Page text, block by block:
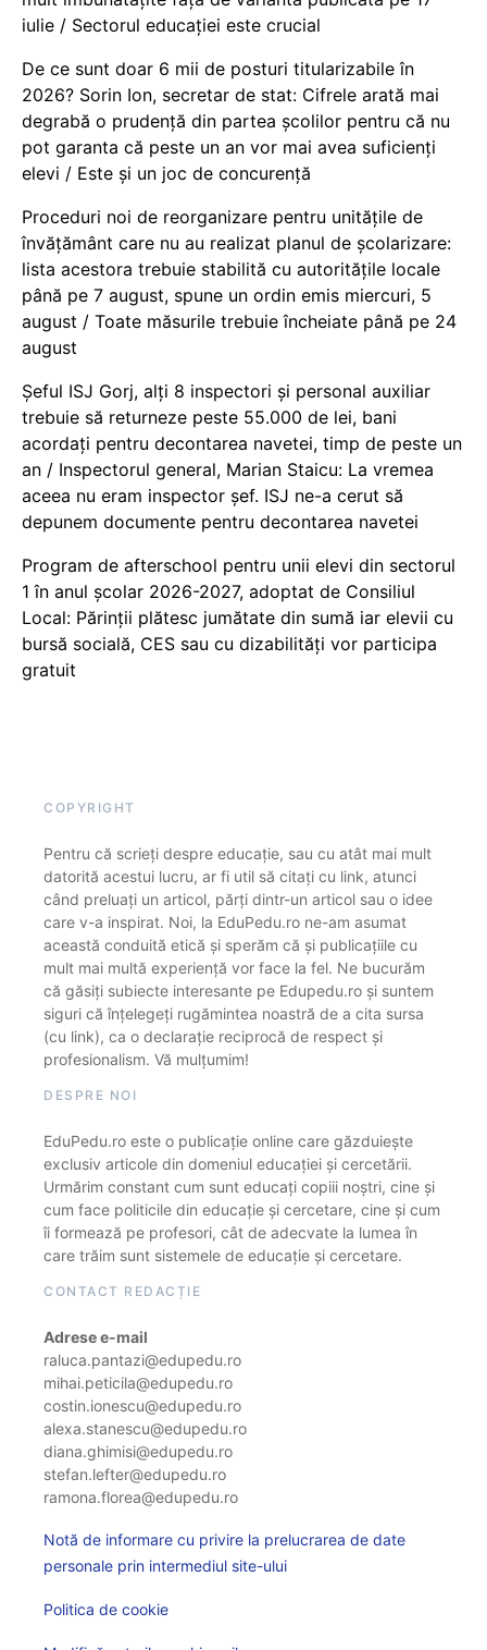
iulie / Sectorul educației este crucial
De ce sunt doar 6 mii de posturi titularizabile în
2026? Sorin Ion, secretar de stat: Cifrele arată mai
degrabă o prudență din partea școlilor pentru că nu
pot garanta că peste un an vor mai avea suficienți
elevi / Este și un joc de concurență
Proceduri noi de reorganizare pentru unitățile de
învățământ care nu au realizat planul de școlarizare:
lista acestora trebuie stabilită cu autoritățile locale
până pe 7 august, spune un ordin emis miercuri, 5
august / Toate măsurile trebuie încheiate până pe 24
august
Șeful ISJ Gorj, alți 8 inspectori și personal auxiliar
trebuie să returneze peste 55.000 de lei, bani
acordați pentru decontarea navetei, timp de peste un
an / Inspectorul general, Marian Staicu: La vremea
aceea nu eram inspector șef. ISJ ne-a cerut să
depunem documente pentru decontarea navetei
Program de afterschool pentru unii elevi din sectorul
1 în anul școlar 2026-2027, adoptat de Consiliul
Local: Părinții plătesc jumătate din sumă iar elevii cu
bursă socială, CES sau cu dizabilităţi vor participa
gratuit
COPYRIGHT
Pentru că scrieți despre educație, sau cu atât mai mult
datorită acestui lucru, ar fi util să citați cu link, atunci
când preluați un articol, părți dintr-un articol sau o idee
care v-a inspirat. Noi, la EduPedu.ro ne-am asumat
această conduită etică și sperăm că și publicațiile cu
mult mai multă experiență vor face la fel. Ne bucurăm
că găsiți subiecte interesante pe Edupedu.ro și suntem
siguri că înțelegeți rugămintea noastră de a cita sursa
(cu link), ca o declarație reciprocă de respect și
profesionalism. Vă mulțumim!
DESPRE NOI
EduPedu.ro este o publicație online care găzduiește
exclusiv articole din domeniul educației și cercetării.
Urmărim constant cum sunt educați copiii noștri, cine și
cum face politicile din educație și cercetare, cine și cum
îi formează pe profesori, cât de adecvate la lumea în
care trăim sunt sistemele de educație și cercetare.
CONTACT REDACȚIE
Adrese e-mail
raluca.pantazi@edupedu.ro
mihai.peticila@edupedu.ro
costin.ionescu@edupedu.ro
alexa.stanescu@edupedu.ro
diana.ghimisi@edupedu.ro
stefan.lefter@edupedu.ro
ramona.florea@edupedu.ro
Notă de informare cu privire la prelucrarea de date
personale prin intermediul site-ului
Politica de cookie